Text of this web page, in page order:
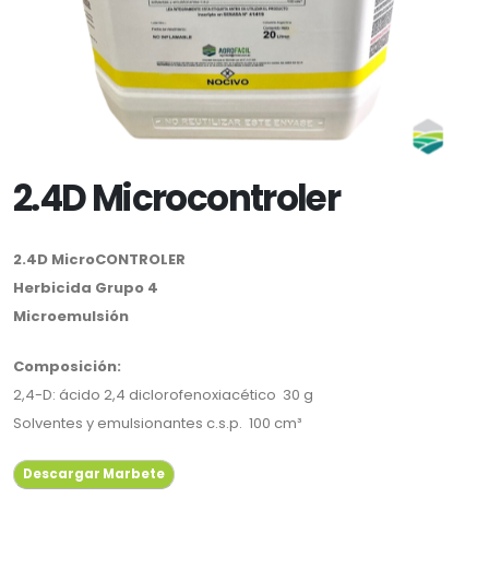
2.4D Microcontroler
2.4D MicroCONTROLER
Herbicida Grupo 4
Microemulsión
Composición:
2,4-D: ácido 2,4 diclorofenoxiacético 30 g
Solventes y emulsionantes c.s.p. 100 cm³
Descargar Marbete